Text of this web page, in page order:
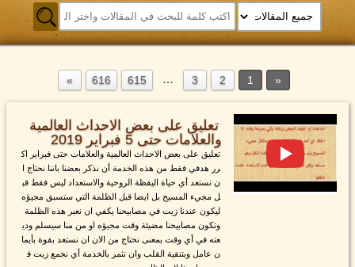
1
2
3
…
615
616
تعليق على بعض الاحداث العالمية
والعلامات حتى 5 فبراير 2019
تعليق على بعض الاحداث العالمية والعلامات حتى فبراير اك
رر هدفي فقط من هذه الخدمة أن نذكر بعضنا باننا نحتاج ا
ن نستعد أي حياة اليقظة الروحية والاستعداد ليس فقط قب
ل مجيء المسيح بل ايضا قبل الظلمة التي ستسبق مجيؤه
ليكون عندنا زيت في مصابيحنا يكفي ان نعبر هذه الظلمة
وتكون مصابيحنا مضيئة وقت مجيؤه او من منا سيسلم ودي
عته في أي وقت بمعنى نحتاج من الان ان نستعد بقوة بأيما
ن عامل وبتنقية القلب وان نثمر بالخدمة أي نجمع زيت ف